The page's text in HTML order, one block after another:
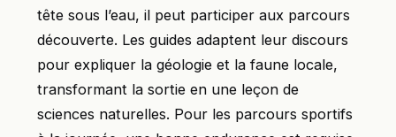
tête sous l’eau, il peut participer aux parcours
découverte. Les guides adaptent leur discours
pour expliquer la géologie et la faune locale,
transformant la sortie en une leçon de
sciences naturelles. Pour les parcours sportifs